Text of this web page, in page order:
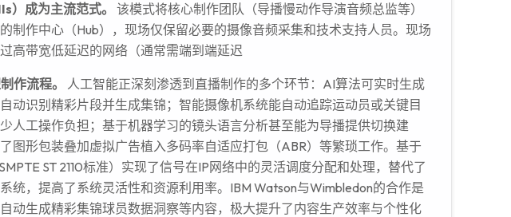
）成为主流范式。 该模式将核心制作团队（导播慢动作导演音频总监等）
制作中心（Hub），现场仅保留必要的摄像音频采集和技术支持人员。现场
高带宽低延迟的网络（通常需端到端延迟
作流程。
人工智能正深刻渗透到直播制作的多个环节：AI算法可实时生成
动识别精彩片段并生成集锦；智能摄像机系统能自动追踪运动员或关键目
人工操作负担；基于机器学习的镜头语言分析甚至能为导播提供切换建
图形包装叠加虚拟广告植入多码率自适应打包（ABR）等繁琐工作。基于
ST 2110标准）实现了信号在IP网络中的灵活调度分配和处理，替代了
统，提高了系统灵活性和资源利用率。IBM Watson与Wimbledon的合作是
动生成精彩集锦球员数据洞察等内容，极大提升了内容生产效率与个性化